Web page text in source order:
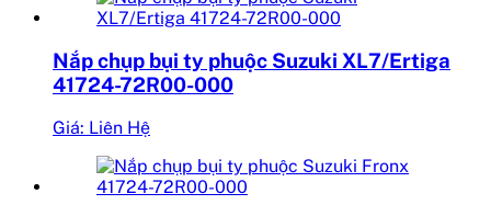
Nắp chụp bụi ty phuộc Suzuki XL7/Ertiga
41724-72R00-000
Giá: Liên Hệ